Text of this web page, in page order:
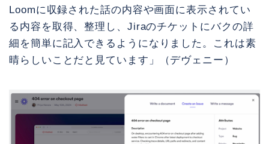
Loomに収録された話の内容や画面に表示されてい
る内容を取得、整理し、Jiraのチケットにバクの詳
細を簡単に記入できるようになりました。これは素
晴らしいことだと見ています」（デヴェニー）